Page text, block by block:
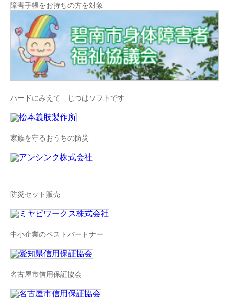
障害手帳をお持ちの方を対象
ハードにみえて じつはソフトです
家族を守るおうちの防災
防災セット販売
中小企業のベストパートナー
名古屋市信用保証協会